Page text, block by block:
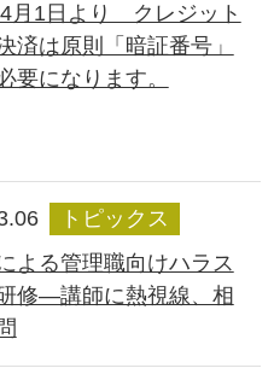
月1日より クレジット
済は原則「暗証番号」
要になります。
トピックス
よる管理職向けハラス
修―講師に熱視線、相